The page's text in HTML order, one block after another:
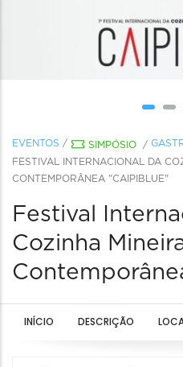
EVENTOS / SIMPÓSIO /
FESTIVAL INTERNACIONAL DA
CONTEMPORÂNEA "CAIPIBLUE"
Festival
Cozinha
INÍCIO DESCRIÇÃO